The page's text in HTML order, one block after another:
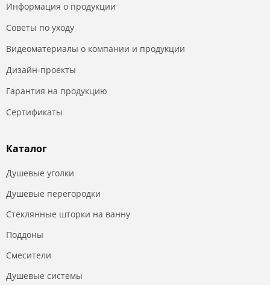
Информация о продукции
Советы по уходу
Видеоматериалы о компании и продукции
Дизайн-проекты
Гарантия на продукцию
Сертификаты
Каталог
Душевые уголки
Душевые перегородки
Стеклянные шторки на ванну
Поддоны
Смесители
Душевые системы